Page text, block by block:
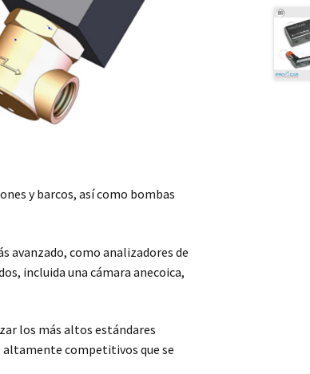
y barcos, así como bombas
avanzado, como analizadores de
incluida una cámara anecoica,
los más altos estándares
altamente competitivos que se